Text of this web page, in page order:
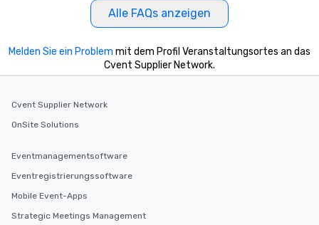
Alle FAQs anzeigen
Melden Sie ein Problem mit dem Profil Veranstaltungsortes an das
Cvent Supplier Network.
Cvent Supplier Network
OnSite Solutions
Eventmanagementsoftware
Eventregistrierungssoftware
Mobile Event-Apps
Strategic Meetings Management